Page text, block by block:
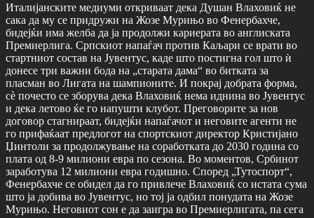
Италијанските медиуми откриваат дека Душан Влаховиќ не
сака да му се придружи на Жозе Мурињо во Фенербахче,
бидејќи има желба да ја продолжи кариерата во англиската
Премиерлига. Српскиот напаѓач против Каљари се врати во
стартниот состав на Јувентус, каде што постигна гол што ѝ
донесе три важни бода на „старата дама“ во битката за
пласман во Лигата на шампионите. И покрај добрата форма,
сè почесто се зборува дека Влаховиќ нема иднина во Јувентус
и дека летово ќе го напушти клубот. Преговорите за нов
договор стагнираат, бидејќи напаѓачот и неговите агенти не
го прифаќаат предлогот на спортскиот директор Кристијано
Џинтоли за продолжување на соработката до 2030 година со
плата од 8-9 милиони евра по сезона. Во моментов, Србинот
заработува 12 милиони евра годишно. Според „Тутоспорт“,
Фенербахче се обидел да го привлече Влаховиќ со истата сума
што ја добива во Јувентус, но тој ја одбил понудата на Жозе
Мурињо. Неговиот сон е да заигра во Премиерлигата, па сега